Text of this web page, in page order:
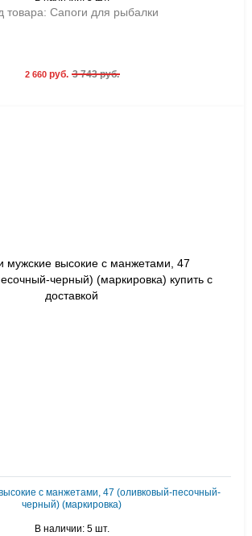
товара: Сапоги для рыбалки
2 660руб. 3 743 руб.
с манжетами, 47 (оливковый-песочный-
черный) (маркировка)
В наличии: 5 шт.